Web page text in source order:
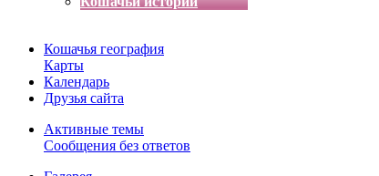
Кошачья география
Карты
Календарь
Друзья сайта
Активные темы
Сообщения без ответов